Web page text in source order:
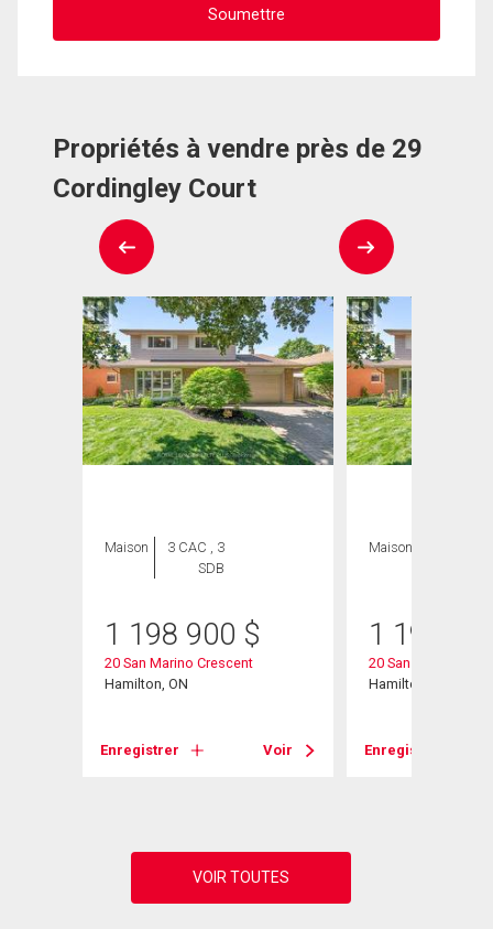
Propriétés à vendre près de 29
Cordingley Court
Maison
3 CAC , 3
SDB
1 198 900 $
20 San Marino Crescent
Hamilton, ON
Enregistrer Voir
Maison
1 198
20 San Marino
Hamilton, ON
Enregistrer